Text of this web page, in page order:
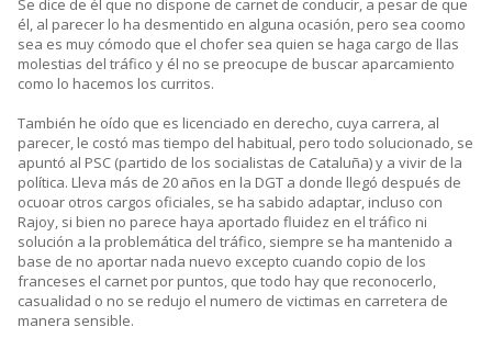
Se dice de él que no dispone de carnet de conducir, a pesar de que
él, al parecer lo ha desmentido en alguna ocasión, pero sea coomo
sea es muy cómodo que el chofer sea quien se haga cargo de llas
molestias del tráfico y él no se preocupe de buscar aparcamiento
como lo hacemos los curritos.
También he oído que es licenciado en derecho, cuya carrera, al
parecer, le costó mas tiempo del habitual, pero todo solucionado, se
apuntó al PSC (partido de los socialistas de Cataluña) y a vivir de la
política. Lleva más de 20 años en la DGT a donde llegó después de
ocuoar otros cargos oficiales, se ha sabido adaptar, incluso con
Rajoy, si bien no parece haya aportado fluidez en el tráfico ni
solución a la problemática del tráfico, siempre se ha mantenido a
base de no aportar nada nuevo excepto cuando copio de los
franceses el carnet por puntos, que todo hay que reconocerlo,
casualidad o no se redujo el numero de victimas en carretera de
manera sensible.